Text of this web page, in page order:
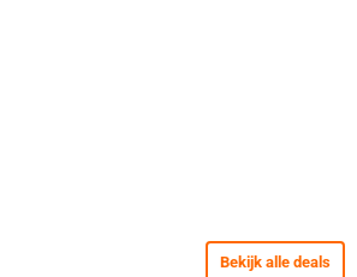
Bekijk alle deals